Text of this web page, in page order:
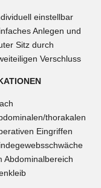
einstellbar
Anlegen und
Sitz durch
Verschluss
thorakalen
Eingriffen
Abdominalbereich